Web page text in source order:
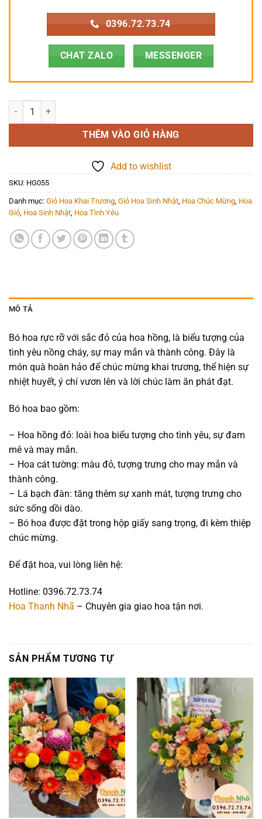
0396.72.73.74
CHAT ZALO MESSENGER
Hoa Giỏ - HG055 số lượng
THÊM VÀO GIỎ HÀNG
Add to wishlist
SKU: HG055
Danh mục: Giỏ Hoa Khai Trương Giỏ Hoa Sinh Nhật Hoa Chúc Mừng Hoa
Giỏ Hoa Sinh Nhật Hoa Tình Yêu
MÔ TẢ
Bó hoa rực rỡ với sắc đỏ của hoa hồng, là biểu tượng của
tình yêu nồng cháy, sự may mắn và thành công. Đây là
món quà hoàn hảo để chúc mừng khai trương, thể hiện sự
nhiệt huyết, ý chí vươn lên và lời chúc làm ăn phát đạt.
Bó hoa bao gồm:
– Hoa hồng đỏ: loài hoa biểu tượng cho tình yêu, sự đam
mê và may mắn.
– Hoa cát tường: màu đỏ, tượng trưng cho may mắn và
thành công.
– Lá bạch đàn: tăng thêm sự xanh mát, tượng trưng cho
sức sống dồi dào.
– Bó hoa được đặt trong hộp giấy sang trọng, đi kèm thiệp
chúc mừng.
Để đặt hoa, vui lòng liên hệ:
Hotline: 0396.72.73.74
Hoa Thanh Nhã – Chuyên gia giao hoa tận nơi.
SẢN PHẨM TƯƠNG TỰ
Add to
wishlist